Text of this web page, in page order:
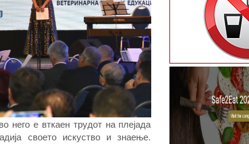
него е вткаен трудот на плејада
своето искуство и знаење.